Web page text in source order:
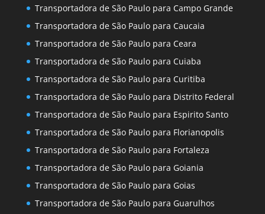
Transportadora de São Paulo para Campo Grande
Transportadora de São Paulo para Caucaia
Transportadora de São Paulo para Ceara
Transportadora de São Paulo para Cuiaba
Transportadora de São Paulo para Curitiba
Transportadora de São Paulo para Distrito Federal
Transportadora de São Paulo para Espirito Santo
Transportadora de São Paulo para Florianopolis
Transportadora de São Paulo para Fortaleza
Transportadora de São Paulo para Goiania
Transportadora de São Paulo para Goias
Transportadora de São Paulo para Guarulhos